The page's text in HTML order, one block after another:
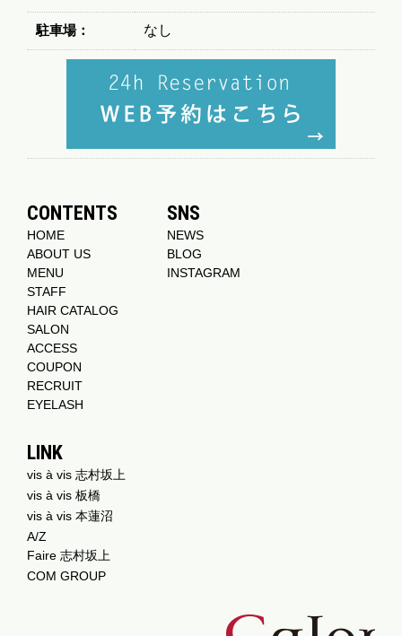
駐車場： なし
CONTENTS
HOME
ABOUT US
MENU
STAFF
HAIR CATALOG
SALON
ACCESS
COUPON
RECRUIT
EYELASH
SNS
NEWS
BLOG
INSTAGRAM
LINK
vis à vis 志村坂上
vis à vis 板橋
vis à vis 本蓮沼
A/Z
Faire 志村坂上
COM GROUP